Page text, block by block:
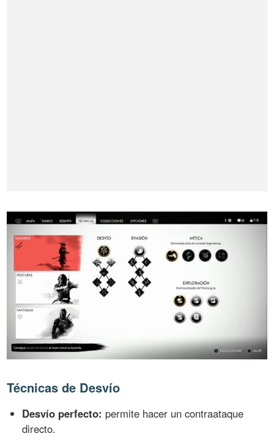
Técnicas de Desvío
Desvío perfecto: permite hacer un contraataque
directo.